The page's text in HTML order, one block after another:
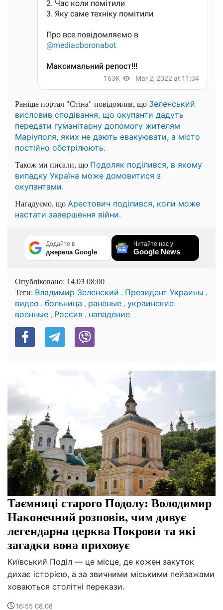
Раніше портал "Стіна" повідомляв, що Зеленський
висловив сподівання, що окупанти дадуть
передати гуманітарну допомогу жителям
Маріуполя, яких не дають евакуювати, а місто
постійно обстрілюють.
Також ми писали, що Подоляк поділився, в якому
випадку Україна може домовитися з
окупантами.
Нагадуємо, що Арестович поділився, коли може
настати завершення війни.
Додайте в
джерела Google
Читайте нас у
Google News
Опубліковано: 14.03 08:00
Теги: Владимир Зеленский , Президент Украины ,
видео , больница , раненые , украинские
военные , Россия , нападение
Таємниці старого Подолу: Володимир
Наконечний розповів, чим дивує
легендарна церква Покрови та які
загадки вона приховує
Київський Поділ — це місце, де кожен закуток
дихає історією, а за звичними міськими пейзажами
ховаються столітні перекази.
16:55 08.08